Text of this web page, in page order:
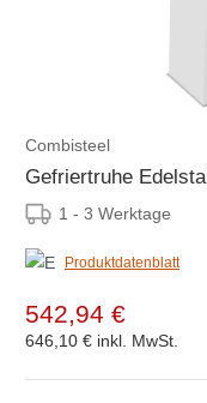
Combisteel
Gefriertruhe
1 - 3 Werktage
Produktdatenblatt
542,94 €
646,10 € inkl. MwSt.